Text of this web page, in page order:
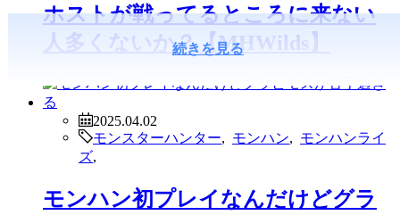
続きを見る
ホストが戦ってるところに来ない
人多くないか？【MHWilds】
2025.04.02
モンスターハンター
モンハン
モンハンライ
ズ
モンハン初プレイなんだけどグラ